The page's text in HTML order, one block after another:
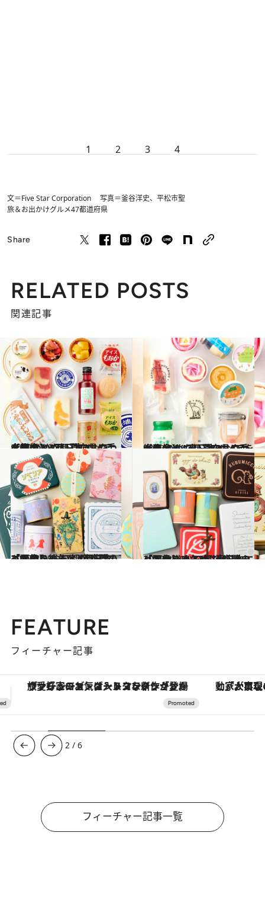
1 2 3 4
文＝Five Star Corporation 写真＝釜谷洋史、平松市聖
旅＆お出かけグルメ47都道府県
Share
RELATED POSTS
関連記事
2022.7.20
【画像】47都道府県の手土産 つめたい夏のおやつ大集合！ “西日本エリアを総まとめ”
グルメ 2022.7.6
【画像】47都道府県の手土産 つめたい夏のおやつ大集合！ “東日本エリアを総まとめ”
グルメ
2022.3.19
【画像】 おいしいが詰まっている！ 47都道府県の「かわいい缶」 “西日本エリアを総まとめ”
グルメ 2022.3.10
【画像】 おいしいが詰まっている！ 47都道府県の「かわいい缶」 “東日本エリアを総まとめ”
グルメ
FEATURE
フィーチャー記事
「大事なのは地域の意識を変えること」。ロレックス賞受賞の自然保護活動家が実現させたナイジェリアの自然環境の復活 【銀座で出合う最旬美容】美髪ケアや上質
3 /6
フィーチャー記事一覧